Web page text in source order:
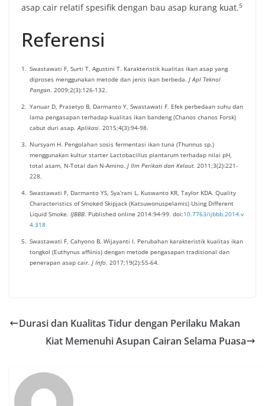
asap cair relatif spesifik dengan bau asap kurang kuat.​5​
Referensi
1. Swastawati F, Surti T, Agustini T. Karakteristik kualitas ikan asap yang
diproses menggunakan metode dan jenis ikan berbeda. J Apl Teknol
Pangan. 2009;2(3):126-132.
2. Yanuar D, Prasetyo B, Darmanto Y, Swastawati F. Efek perbedaan suhu dan
lama pengasapan terhadap kualitas ikan bandeng (Chanos chanos Forsk)
cabut duri asap.Aplikasi. 2015;4(3):94-98.
3. Nursyam H. Pengolahan sosis fermentasi ikan tuna (Thunnus sp.)
menggunakan kultur starter Lactobacillus plantarum terhadap nilai pH,
total asam, N-Total dan N-Amino. J Ilm Perikan dan Kelaut. 2011;3(2):221-
228.
4. Swastawati F, Darmanto YS, Sya’rani L, Kuswanto KR, Taylor KDA. Quality
Characteristics of Smoked Skipjack (Katsuwonuspelamis) Using Different
Liquid Smoke. IJBBB. Published online 2014:94-99. doi:10.7763/ijbbb.2014.v
4.318
5. Swastawati F, Cahyono B, Wijayanti I. Perubahan karakteristik kualitas ikan
tongkol (Euthynus affiinis) dengan metode pengasapan tradisional dan
penerapan asap cair. J Info. 2017;19(2):55-64.
Durasi dan Kualitas Tidur dengan Perilaku Makan
Kiat Memenuhi Asupan Cairan Selama Puasa